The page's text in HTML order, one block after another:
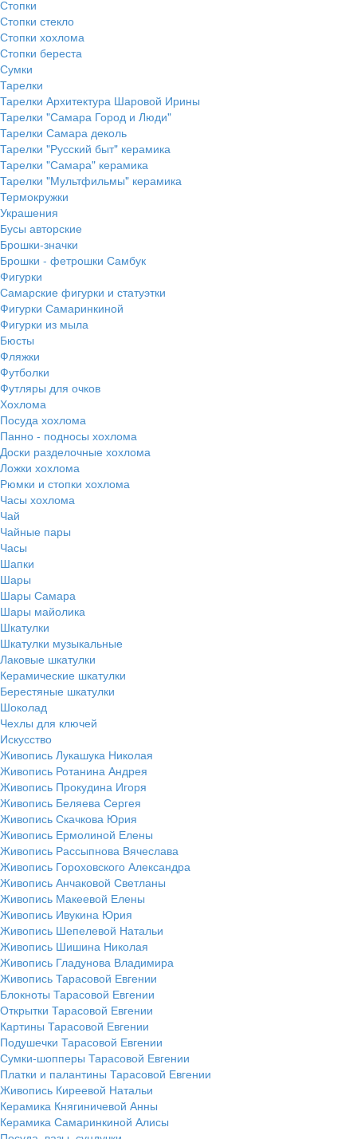
Стопки
Стопки стекло
Стопки хохлома
Стопки береста
Сумки
Тарелки
Тарелки Архитектура Шаровой Ирины
Тарелки "Самара Город и Люди"
Тарелки Самара деколь
Тарелки "Русский быт" керамика
Тарелки "Самара" керамика
Тарелки "Мультфильмы" керамика
Термокружки
Украшения
Бусы авторские
Брошки-значки
Брошки - фетрошки Самбук
Фигурки
Самарские фигурки и статуэтки
Фигурки Самаринкиной
Фигурки из мыла
Бюсты
Фляжки
Футболки
Футляры для очков
Хохлома
Посуда хохлома
Панно - подносы хохлома
Доски разделочные хохлома
Ложки хохлома
Рюмки и стопки хохлома
Часы хохлома
Чай
Чайные пары
Часы
Шапки
Шары
Шары Самара
Шары майолика
Шкатулки
Шкатулки музыкальные
Лаковые шкатулки
Керамические шкатулки
Берестяные шкатулки
Шоколад
Чехлы для ключей
Искусство
Живопись Лукашука Николая
Живопись Ротанина Андрея
Живопись Прокудина Игоря
Живопись Беляева Сергея
Живопись Скачкова Юрия
Живопись Ермолиной Елены
Живопись Рассыпнова Вячеслава
Живопись Гороховского Александра
Живопись Анчаковой Светланы
Живопись Макеевой Елены
Живопись Ивукина Юрия
Живопись Шепелевой Натальи
Живопись Шишина Николая
Живопись Гладунова Владимира
Живопись Тарасовой Евгении
Блокноты Тарасовой Евгении
Открытки Тарасовой Евгении
Картины Тарасовой Евгении
Подушечки Тарасовой Евгении
Сумки-шопперы Тарасовой Евгении
Платки и палантины Тарасовой Евгении
Живопись Киреевой Натальи
Керамика Княгиничевой Анны
Керамика Самаринкиной Алисы